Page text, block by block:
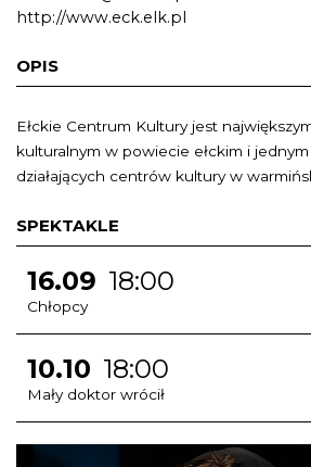
http://www.eck.elk.pl
OPIS
Ełckie Centrum Kultury jest
kulturalnym w powiecie ełckim i
działających centrów kultury w
SPEKTAKLE
16.09 18:00
Chłopcy
10.10 18:00
Mały doktor wrócił